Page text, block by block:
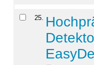
25.